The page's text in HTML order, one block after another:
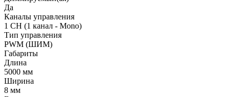
Да
Каналы управления
1 CH (1 канал - Mono)
Тип управления
PWM (ШИМ)
Габариты
Длина
5000 мм
Ширина
8 мм